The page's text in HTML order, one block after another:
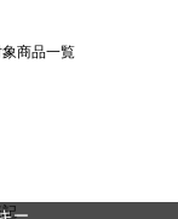
商品一覧